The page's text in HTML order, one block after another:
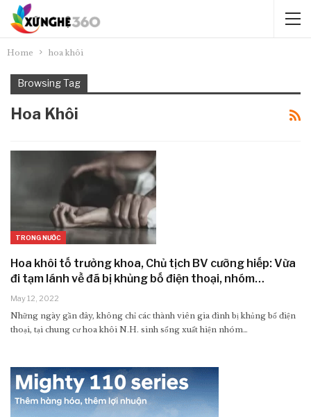
Home hoa khôi
Browsing Tag
Hoa Khôi
TRONG NƯỚC
Hoa khôi tố trưởng khoa, Chủ tịch BV cưỡng hiếp: Vừa
đi tạm lánh về đã bị khủng bố điện thoại, nhóm…
May 12, 2022
Những ngày gần đây, không chỉ các thành viên gia đình bị khủng bố điện
thoại, tại chung cư hoa khôi N.H. sinh sống xuất hiện nhóm…